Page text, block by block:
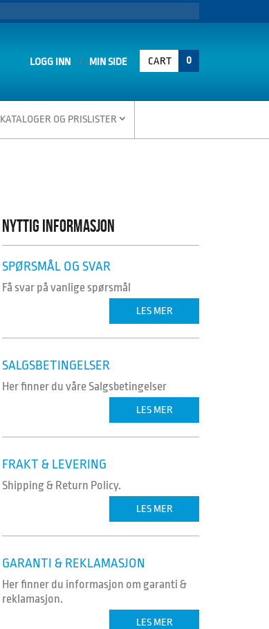
LOGG INN MIN SIDE CART 0
KATALOGER OG PRISLISTER
NYTTIG INFORMASJON
SPØRSMÅL OG SVAR
Få svar på vanlige spørsmål
LES MER
SALGSBETINGELSER
Her finner du våre Salgsbetingelser
LES MER
FRAKT & LEVERING
Shipping & Return Policy.
LES MER
GARANTI & REKLAMASJON
Her finner du informasjon om garanti &
reklamasjon.
LES MER